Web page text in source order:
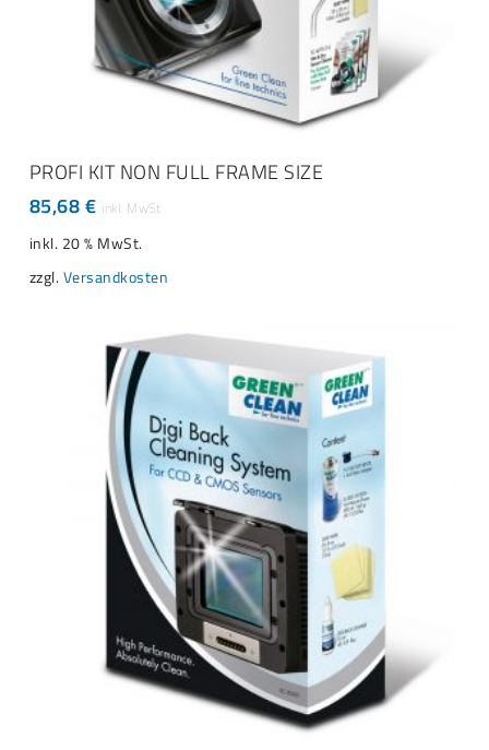
IN DEN WARENKORB
PROFI KIT NON FULL FRAME SIZE
85,68€
inkl. 20 % MwSt.
zzgl. Versandkosten